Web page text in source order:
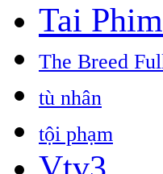
Tai
The Breed
tù nhân
tội phạm